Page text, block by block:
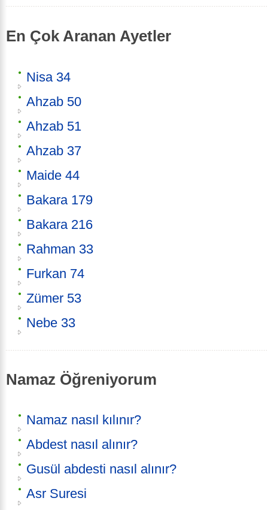
En Çok Aranan Ayetler
Nisa 34
Ahzab 50
Ahzab 51
Ahzab 37
Maide 44
Bakara 179
Bakara 216
Rahman 33
Furkan 74
Zümer 53
Nebe 33
Namaz Öğreniyorum
Namaz nasıl kılınır?
Abdest nasıl alınır?
Gusül abdesti nasıl alınır?
Asr Suresi